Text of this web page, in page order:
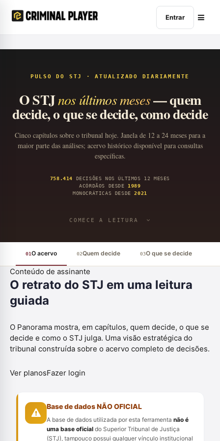
Entrar
PULSO DO STJ · ATUALIZADO DIARIAMENTE
O STJnos últimos meses— quem
decide, o que se decide, como decide
Cinco capítulos sobre o tribunal hoje. Janela de 12 a 24 meses para a
maior parte das análises; acervo histórico disponível para consultas
específicas.
758.414 DECISÕES NOS ÚLTIMOS 12 MESES
ACÓRDÃOS DESDE 1989
MONOCRÁTICAS DESDE2021
COMECE A LEITURA
01O acervo 02Quem decide 03O que se decide
Conteúdo de assinante
O retrato do STJ em uma leitura
guiada
O Panorama mostra, em capítulos, quem decide, o que se
decide e como o STJ julga. Uma visão estratégica do
tribunal construída sobre o acervo completo de decisões.
Ver planosFazer login
Base de dados NÃO OFICIAL
A base de dados utilizada por esta ferramenta não é
uma base oficial do Superior Tribunal de Justiça
(STJ), tampouco possui qualquer vínculo institucional